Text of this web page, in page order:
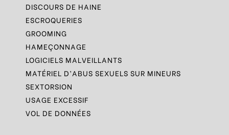
DISCOURS DE HAINE
ESCROQUERIES
GROOMING
HAMEÇONNAGE
LOGICIELS MALVEILLANTS
MATÉRIEL D’ABUS SEXUELS SUR MINEURS
SEXTORSION
USAGE EXCESSIF
VOL DE DONNÉES